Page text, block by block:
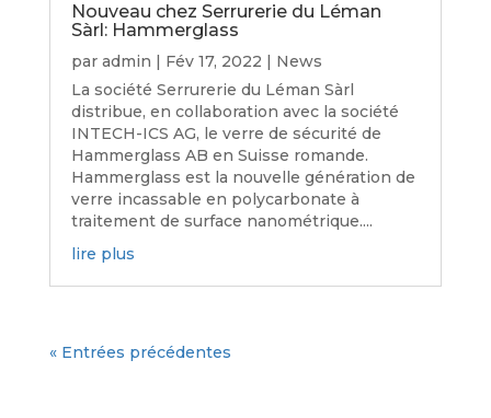
Nouveau chez Serrurerie du Léman
Sàrl: Hammerglass
par admin | Fév 17, 2022 | News
La société Serrurerie du Léman Sàrl
distribue, en collaboration avec la société
INTECH-ICS AG, le verre de sécurité de
Hammerglass AB en Suisse romande.
Hammerglass est la nouvelle génération de
verre incassable en polycarbonate à
traitement de surface nanométrique....
lire plus
« Entrées précédentes